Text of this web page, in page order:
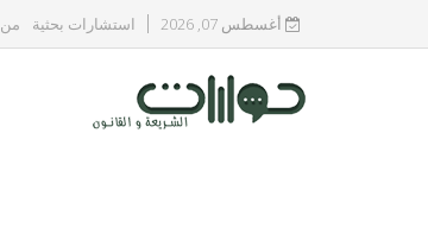
أغسطس 07, 2026 استشارات بحثية